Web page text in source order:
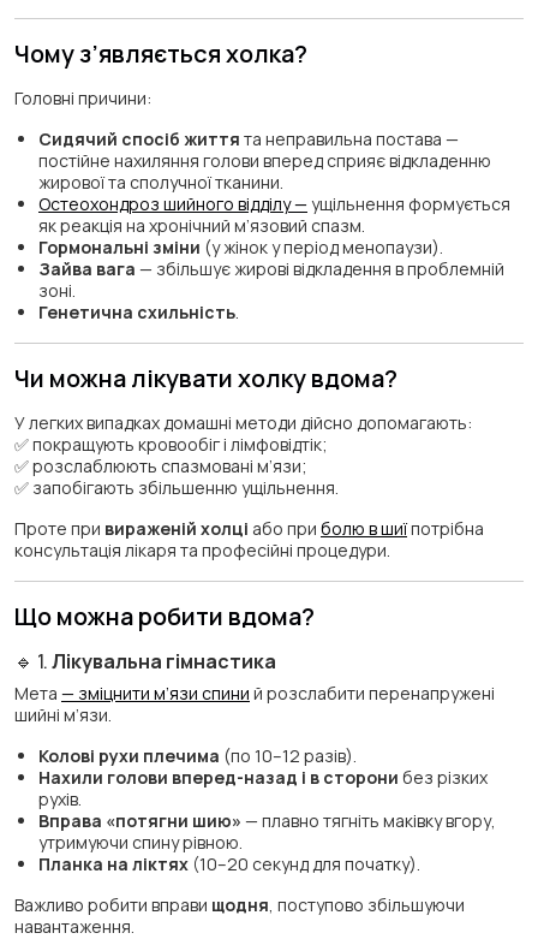
Чому з’являється холка?
Головні причини:
Сидячий спосіб життя та неправильна постава —
постійне нахиляння голови вперед сприяє відкладенню
жирової та сполучної тканини.
Остеохондроз шийного відділу — ущільнення формується
як реакція на хронічний м’язовий спазм.
Гормональні зміни (у жінок у період менопаузи).
Зайва вага — збільшує жирові відкладення в проблемній
зоні.
Генетична схильність
Чи можна лікувати холку вдома?
У легких випадках домашні методи дійсно допомагають:
✅ покращують кровообіг і лімфовідтік;
✅ розслаблюють спазмовані м’язи;
✅ запобігають збільшенню ущільнення.
Проте при вираженій холці або при болю в шиїпотрібна
консультація лікаря та професійні процедури.
Що можна робити вдома?
🔹 1.Лікувальна гімнастика
Мета — зміцнити м’язи спини й розслабити перенапружені
шийні м’язи.
Колові рухи плечима (по 10–12 разів).
Нахили голови вперед-назад і в сторони без різких
рухів.
Вправа «потягни шию» — плавно тягніть маківку вгору,
утримуючи спину рівною.
Планка на ліктях (10–20 секунд для початку).
Важливо робити вправи щодня , поступово збільшуючи
навантаження.